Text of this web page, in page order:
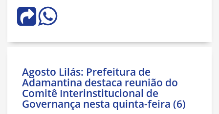
Agosto Lilás: Prefeitura de
Adamantina destaca reunião do
Comitê Interinstitucional de
Governança nesta quinta-feira (6)